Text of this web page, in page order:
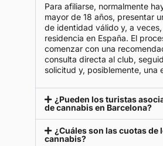
Para afiliarse, normalmente
mayor de 18 años, presentar
de identidad válido y, a
residencia en España. El
comenzar con una
consulta directa al club,
solicitud y, posiblemente, una
¿Pueden los turistas
de cannabis en Barcelona?
¿Cuáles son las cuotas de
cannabis?